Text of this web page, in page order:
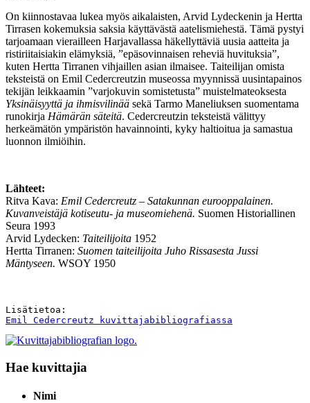
On kiinnostavaa lukea myös aikalaisten, Arvid Lydeckenin ja Hertta
Tirrasen kokemuksia saksia käyttävästä aatelismiehestä. Tämä pystyi
tarjoamaan vierailleen Harjavallassa häkellyttäviä uusia aatteita ja
ristiriitaisiakin elämyksiä, ”epäsovinnaisen reheviä huvituksia”,
kuten Hertta Tirranen vihjaillen asian ilmaisee. Taiteilijan omista
teksteistä on Emil Cedercreutzin museossa myynnissä uusintapainos
tekijän leikkaamin ”varjokuvin somistetusta” muistelmateoksesta
Yksinäisyyttä ja ihmisvilinää sekä Tarmo Maneliuksen suomentama
runokirja Hämärän säteitä. Cedercreutzin teksteistä välittyy
herkeämätön ympäristön havainnointi, kyky haltioitua ja samastua
luonnon ilmiöihin.
Lähteet:
Ritva Kava: Emil Cedercreutz – Satakunnan eurooppalainen.
Kuvanveistäjä kotiseutu- ja museomiehenä. Suomen Historiallinen
Seura 1993
Arvid Lydecken: Taiteilijoita 1952
Hertta Tirranen: Suomen taiteilijoita Juho Rissasesta Jussi
Mäntyseen. WSOY 1950
Emil Cedercreutz kuvittajabibliografiassa
Hae kuvittajia
Nimi